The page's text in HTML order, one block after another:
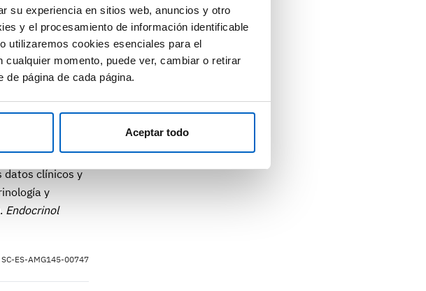
su experiencia en sitios web, anuncios y otro
y el procesamiento de información identificable
utilizaremos cookies esenciales para el
momento, puede ver, cambiar o retirar
página de cada página.
Aceptar todo
tanto en
habitual.
a pesar de
datos clínicos y
y
Endocrinol
SC-ES-AMG145-00747